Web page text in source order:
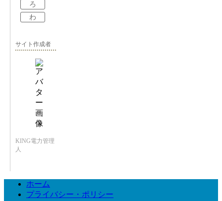
ろ
わ
サイト作成者
KING電力管理
人
ホーム
プライバシー・ポリシー